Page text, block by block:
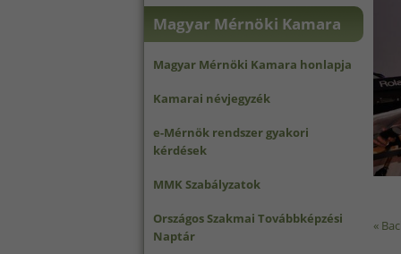
«
Magyar Mérnöki Kamara
Magyar Mérnöki Kamara honlapja
Kamarai névjegyzék
e-Mérnök rendszer gyakori
kérdések
MMK Szabályzatok
Országos Szakmai Továbbképzési
Naptár